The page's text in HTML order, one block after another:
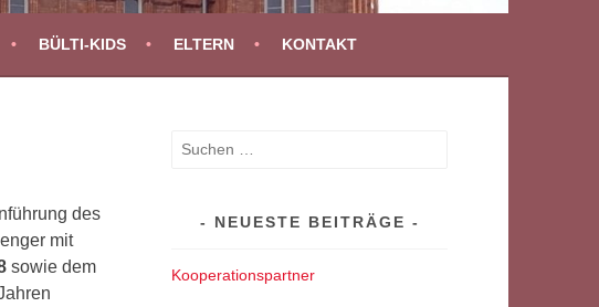
BÜLTI-KIDS ELTERN KONTAKT
des
mit
sowie dem
Suchen
NEUESTE BEITRÄGE
Kooperationspartner